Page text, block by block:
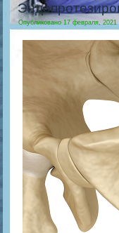
Опубликовано 17 февраля, 2021